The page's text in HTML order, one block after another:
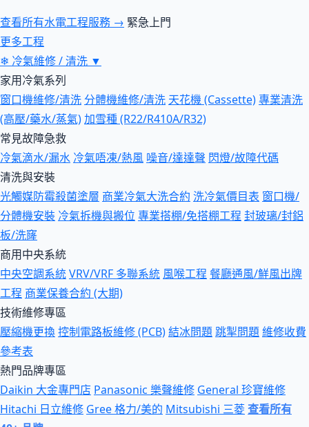
查看所有水電工程服務 → 緊急上門
更多工程
❄ 冷氣維修 / 清洗 ▼
家用冷氣系列
窗口機維修/清洗 分體機維修/清洗 天花機 (Cassette)專業清洗
(高壓/藥水/蒸氣)加雪種 (R22/R410A/R32)
常見故障急救
冷氣滴水/漏水 冷氣唔凍/熱風 噪音/達達聲 閃燈/故障代碼
清洗與安裝
光觸媒防霉殺菌塗層 商業冷氣大洗合約 洗冷氣價目表 窗口機/
分體機安裝 冷氣拆機與搬位 專業搭棚/免搭棚工程 封玻璃/封鋁
板/洗窿
商用中央系統
中央空調系統VRV/VRF 多聯系統 風喉工程 餐廳通風/鮮風出牌
工程 商業保養合約 (大期)
技術維修專區
壓縮機更換控制電路板維修 (PCB)結冰問題跳掣問題維修收費
參考表
熱門品牌專區
Daikin 大金專門店 Panasonic 樂聲維修 General 珍寶維修
Hitachi 日立維修 Gree 格力/美的 Mitsubishi 三菱查看所有